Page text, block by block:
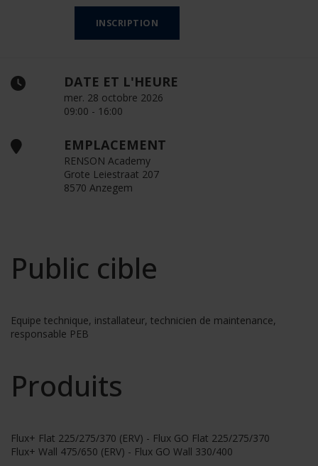
INSCRIPTION
DATE ET L'HEURE
mer. 28 octobre 2026
09:00 - 16:00
EMPLACEMENT
RENSON Academy
Grote Leiestraat 207
8570 Anzegem
Public cible
Equipe technique, installateur, technicien de maintenance,
responsable PEB
Produits
Flux+ Flat 225/275/370 (ERV) - Flux GO Flat 225/275/370
Flux+ Wall 475/650 (ERV) - Flux GO Wall 330/400